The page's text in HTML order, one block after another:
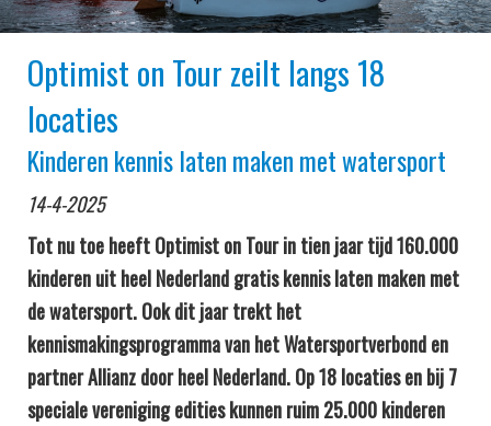
Optimist on Tour zeilt langs 18
locaties
Kinderen kennis laten maken met watersport
14-4-2025
Tot nu toe heeft Optimist on Tour in tien jaar tijd 160.000
kinderen uit heel Nederland gratis kennis laten maken met
de watersport. Ook dit jaar trekt het
kennismakingsprogramma van het Watersportverbond en
partner Allianz door heel Nederland. Op 18 locaties en bij 7
speciale vereniging edities kunnen ruim 25.000 kinderen